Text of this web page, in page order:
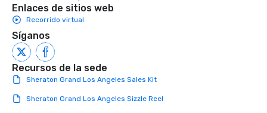
Enlaces de sitios web
Recorrido virtual
Síganos
Recursos de la sede
Sheraton Grand Los Angeles Sales Kit
Sheraton Grand Los Angeles Sizzle Reel